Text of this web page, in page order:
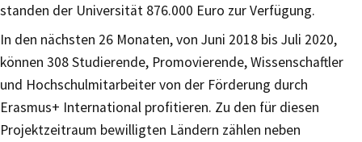
standen der Universität 876.000 Euro zur Verfügung.
In den nächsten 26 Monaten, von Juni 2018 bis Juli 2020,
können 308 Studierende, Promovierende, Wissenschaftler
und Hochschulmitarbeiter von der Förderung durch
Erasmus+ International profitieren. Zu den für diesen
Projektzeitraum bewilligten Ländern zählen neben